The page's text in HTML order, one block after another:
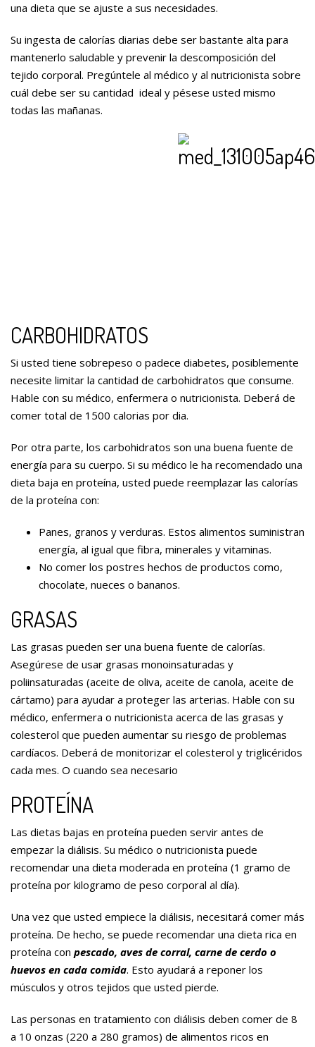
una dieta que se ajuste a sus necesidades.
Su ingesta de calorías diarias debe ser bastante alta para
mantenerlo saludable y prevenir la descomposición del
tejido corporal. Pregúntele al médico y al nutricionista sobre
cuál debe ser su cantidad ideal y pésese usted mismo
todas las mañanas.
CARBOHIDRATOS
Si usted tiene sobrepeso o padece diabetes, posiblemente
necesite limitar la cantidad de carbohidratos que consume.
Hable con su médico, enfermera o nutricionista. Deberá de
comer total de 1500 calorias por dia.
Por otra parte, los carbohidratos son una buena fuente de
energía para su cuerpo. Si su médico le ha recomendado una
dieta baja en proteína, usted puede reemplazar las calorías
de la proteína con:
Panes, granos y verduras. Estos alimentos suministran
energía, al igual que fibra, minerales y vitaminas.
No comer los postres hechos de productos como,
chocolate, nueces o bananos.
GRASAS
Las grasas pueden ser una buena fuente de calorías.
Asegúrese de usar grasas monoinsaturadas y
poliinsaturadas (aceite de oliva, aceite de canola, aceite de
cártamo) para ayudar a proteger las arterias. Hable con su
médico, enfermera o nutricionista acerca de las grasas y
colesterol que pueden aumentar su riesgo de problemas
cardíacos. Deberá de monitorizar el colesterol y triglicéridos
cada mes. O cuando sea necesario
PROTEÍNA
Las dietas bajas en proteína pueden servir antes de
empezar la diálisis. Su médico o nutricionista puede
recomendar una dieta moderada en proteína (1 gramo de
proteína por kilogramo de peso corporal al día).
Una vez que usted empiece la diálisis, necesitará comer más
proteína. De hecho, se puede recomendar una dieta rica en
proteína con pescado, aves de corral, carne de cerdo o
huevos en cada comida. Esto ayudará a reponer los
músculos y otros tejidos que usted pierde.
Las personas en tratamiento con diálisis deben comer de 8
a 10 onzas (220 a 280 gramos) de alimentos ricos en